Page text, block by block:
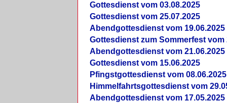
Gottesdienst vom 03.08.2025
Gottesdienst vom 25.07.2025
Abendgottesdienst vom 19.06.2025
Gottesdienst zum Sommerfest vom
Abendgottesdienst vom 21.06.2025
Gottesdienst vom 15.06.2025
Pfingstgottesdienst vom 08.06.2025
Himmelfahrtsgottesdienst vom
Abendgottesdienst vom 17.05.2025